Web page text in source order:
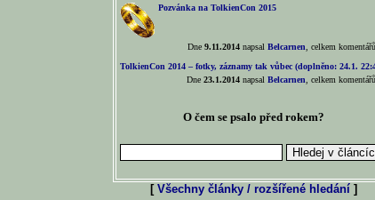
Pozvánka na TolkienCon 2015
Dne 9.11.2014napsal Belcarnen , celkem
TolkienCon 2014 – fotky, záznamy tak vůbec (doplněno: 24.1.
Dne 23.1.2014napsal Belcarnen , celkem
O čem se psalo před rokem?
[ Všechny články / rozšířené hledání]